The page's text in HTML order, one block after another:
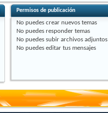
Permisos de publicación
No puedes crear nuevos temas
No puedes responder temas
No puedes subir archivos adjuntos
No puedes editar tus mensajes